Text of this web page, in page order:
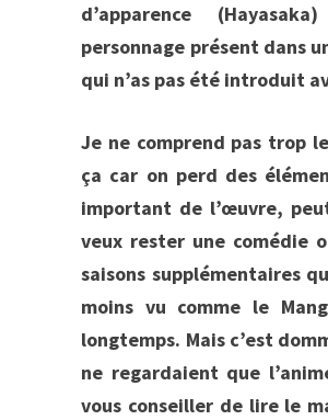
d’apparence
personnage présent dans
qui n’as pas été introduit
Je ne comprend pas trop
ça car on perd des
important de l’œuvre,
veux rester une comédie
saisons supplémentaires
moins vu comme le
longtemps. Mais c’est
ne regardaient que
vous conseiller de lire le